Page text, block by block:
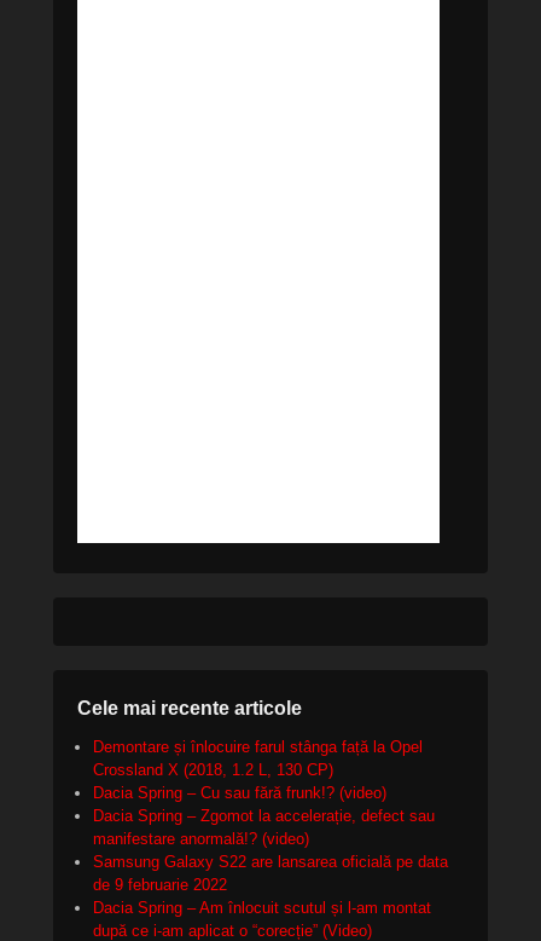
Cele mai recente articole
Demontare și înlocuire farul stânga față la Opel
Crossland X (2018, 1.2 L, 130 CP)
Dacia Spring – Cu sau fără frunk!? (video)
Dacia Spring – Zgomot la accelerație, defect sau
manifestare anormală!? (video)
Samsung Galaxy S22 are lansarea oficială pe data
de 9 februarie 2022
Dacia Spring – Am înlocuit scutul și l-am montat
după ce i-am aplicat o “corecție” (Video)